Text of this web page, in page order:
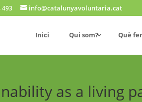
493 info@catalunyavoluntaria.cat
Inici Qui som? Què
as a living